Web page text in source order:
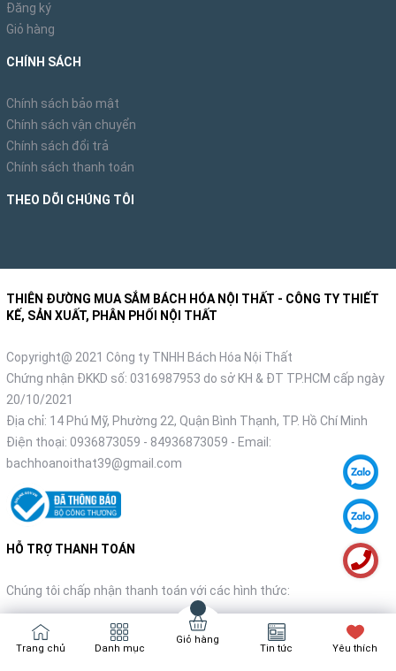
Đăng ký
Giỏ hàng
CHÍNH SÁCH
Chính sách bảo mật
Chính sách vận chuyển
Chính sách đổi trả
Chính sách thanh toán
THEO DÕI CHÚNG TÔI
THIÊN ĐƯỜNG MUA SẮM BÁCH HÓA NỘI THẤT - CÔNG TY THIẾT
KẾ, SẢN XUẤT, PHÂN PHỐI NỘI THẤT
Copyright@ 2021 Công ty TNHH Bách Hóa Nội Thất
Chứng nhận ĐKKD số: 0316987953 do sở KH & ĐT TP.HCM cấp ngày
20/10/2021
Địa chỉ: 14 Phú Mỹ, Phường 22, Quận Bình Thạnh, TP. Hồ Chí Minh
Điện thoại: 0936873059 - 84936873059 - Email:
bachhoanoithat39@gmail.com
HỖ TRỢ THANH TOÁN
Chúng tôi chấp nhận thanh toán với các hình thức:
Trang chủ Danh mục
Giỏ hàng
Tin tức Yêu thích